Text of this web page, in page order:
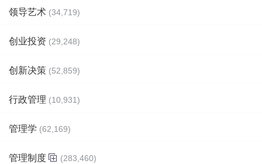
领导艺术 (34,719)
创业投资 (29,248)
创新决策 (52,859)
行政管理 (10,931)
管理学 (62,169)
管理制度 (283,460)